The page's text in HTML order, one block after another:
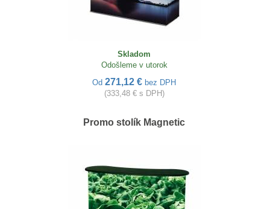
Skladom
Odošleme v utorok
Od 271,12 € bez DPH
(333,48 € s DPH)
Promo stolík Magnetic